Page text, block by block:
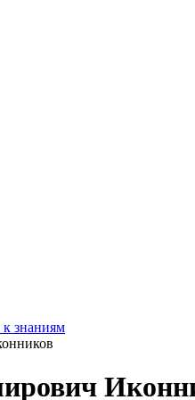
к знаниям